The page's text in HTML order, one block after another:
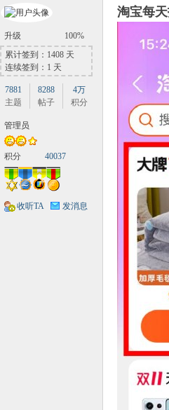
升级
100%
累计签到：1408 天
连续签到：1 天
7881
主题
8288
帖子
4万
积分
管理员
积分 40037
收听TA 发消息
淘宝每